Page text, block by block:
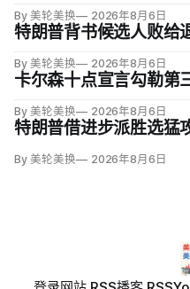
By 美轮美换 2026年8月6日
特朗普背书候选人败给
By 美轮美换 2026年8月6日
卡尔森十点宣言勾勒第
By 美轮美换 2026年8月6日
特朗普借进步派胜选猛
By 美轮美换 2026年8月6日